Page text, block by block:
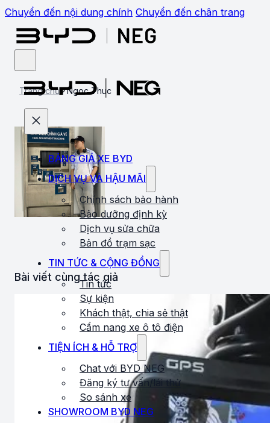
Chuyển đến nội dung chính Chuyển đến chân trang
BẢNG GIÁ XE BYD
DỊCH VỤ VÀ HẬU MÃI
Chính sách bảo hành
Bảo dưỡng định kỳ
Dịch vụ sửa chữa
Bản đồ trạm sạc
TIN TỨC & CỘNG ĐỒNG
Tin tức
Sự kiện
Khách thật, chia sẻ thật
Cẩm nang xe ô tô điện
TIỆN ÍCH & HỖ TRỢ
Chat với BYD NEG
Đăng ký tư vấn/lái thử
So sánh xe
SHOWROOM BYD NEG
Trang chủ Ngoc Thuc
Bài viết cùng tác giả